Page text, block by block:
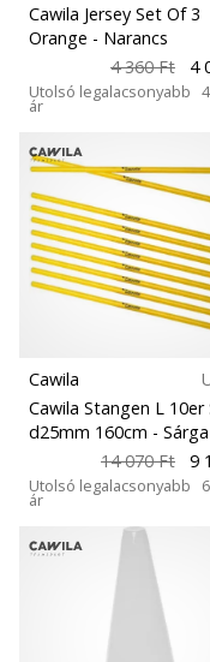
Cawila Jersey Set Of 3
Orange - Narancs
4 360 Ft
4
Utolsó legalacsonyabb
ár
Cawila
Cawila Stangen L 10er
d25mm 160cm - Sárga
14 070 Ft
9
Utolsó legalacsonyabb
ár